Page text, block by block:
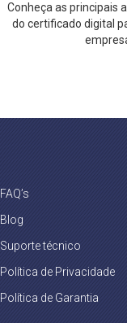
Conheça as principais
do certificado digital
FAQ’s
Blog
Suporte técnico
Política de Privacidade
Política de Garantia